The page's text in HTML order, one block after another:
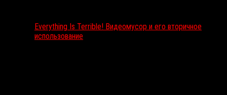
Everything Is Terrible! Видеомусор и его вторичное
использование